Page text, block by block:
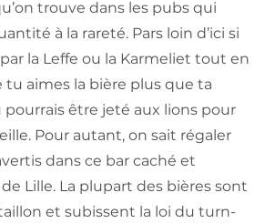
trouve dans les pubs qui
à la rareté. Pars loin d’ici si
la Leffe ou la Karmeliet tout en
aimes la bière plus que ta
pourrais être jeté aux lions pour
Pour autant, on sait régaler
dans ce bar caché et
Lille. La plupart des bières sont
et subissent la loi du turn-